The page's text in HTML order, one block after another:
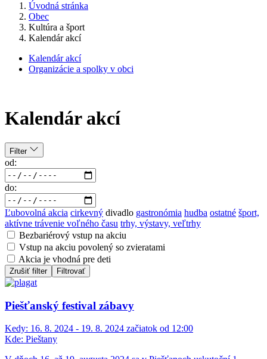
Úvodná stránka
Obec
Kultúra a šport
Kalendár akcí
Kalendár akcí
Organizácie a spolky v obci
Kalendár akcí
Filter
od:
do:
Ľubovolná akcia cirkevný divadlo gastronómia hudba ostatné šport,
aktívne trávenie voľného času trhy, výstavy, veľtrhy
Bezbariérový vstup na akciu
Vstup na akciu povolený so zvieratami
Akcia je vhodná pre deti
Zrušiť filter Filtrovať
Piešťanský festival zábavy
Kedy: 16. 8. 2024 - 19. 8. 2024 začiatok od 12:00
Kde: Pieštany